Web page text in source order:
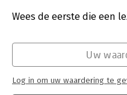
Verschijningsdatum:
19-7-
ICT
Wees de eerste die een
Uw
Log in om uw waardering te